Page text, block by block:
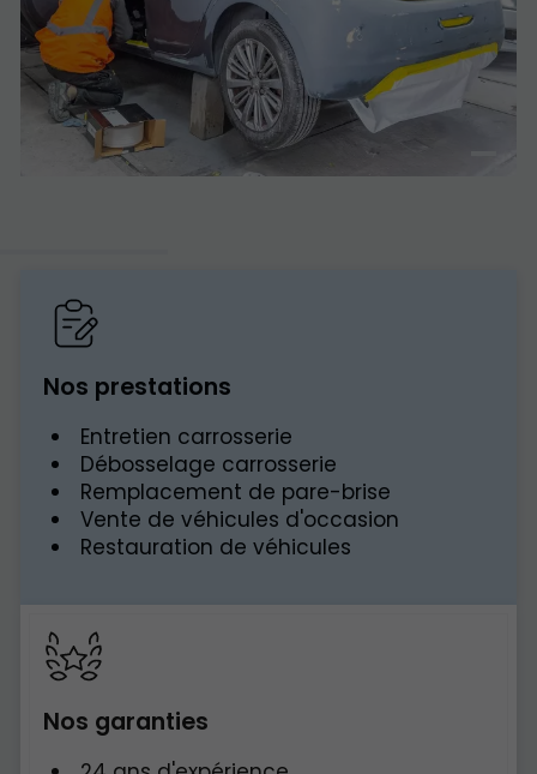
Nos prestations
Entretien carrosserie
Débosselage carrosserie
Remplacement de pare-brise
Vente de véhicules d'occasion
Restauration de véhicules
Nos garanties